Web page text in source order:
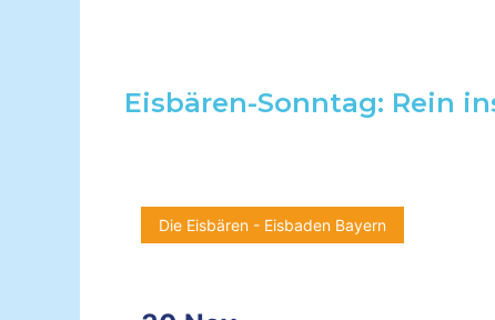
Eisbären-Sonntag: Rein
Die Eisbären - Eisbaden Bayern